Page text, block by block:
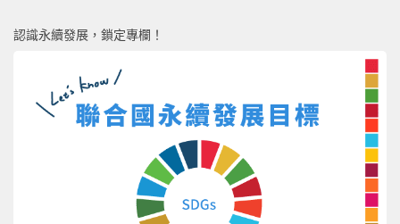
認識永續發展，鎖定專欄！